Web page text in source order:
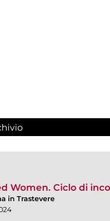
Women. Ciclo di
in Trastevere